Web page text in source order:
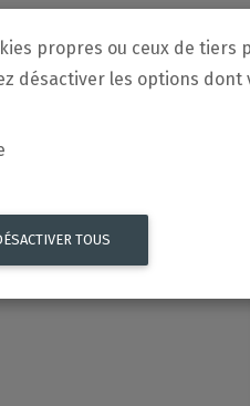
Langue
propres ou ceux de
désactiver les options dont
TOUS